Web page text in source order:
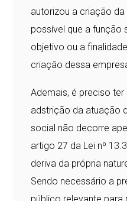
autorizou a criação
possível que a função
objetivo ou a
criação dessa
Ademais, é preciso
adstrição da atuação
social não decorre
artigo 27 da Lei nº
deriva da própria
Sendo necessário a